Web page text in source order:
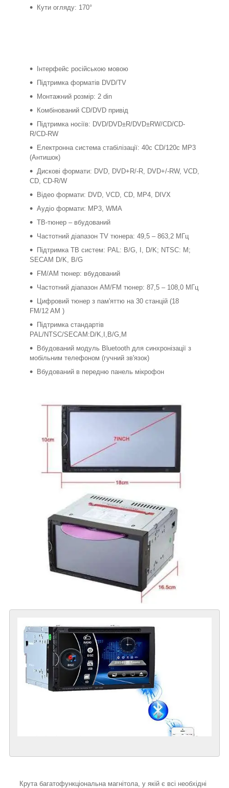
Крута багатофункціональна магнітола, у якій є всі необхідні
Кути огляду: 170°
Інтерфейс російською мовою
Підтримка форматів DVD/TV
Монтажний розмір: 2 din
Комбінований CD/DVD привід
Підтримка носіїв: DVD/DVD±R/DVD±RW/CD/CD-
R/CD-RW
Електронна система стабілізації: 40с CD/120c MP3
(Антишок)
Дискові формати: DVD, DVD+R/-R, DVD+/-RW, VCD,
CD, CD-R/W
Відео формати: DVD, VCD, CD, MP4, DIVX
Аудіо формати: MP3, WMA
ТВ-тюнер – вбудований
Частотний діапазон TV тюнера: 49,5 – 863,2 МГц
Підтримка ТВ систем: PAL: B/G, I, D/K; NTSC: M;
SECAM D/K, B/G
FM/AM тюнер: вбудований
Частотний діапазон AM/FM тюнер: 87,5 – 108,0 МГц
Цифровий тюнер з пам'яттю на 30 станцій (18
FM/12 AM )
Підтримка стандартів
PAL/NTSC/SECAM:D/K,I,B/G,M
Вбудований модуль Bluetooth для синхронізації з
мобільним телефоном (гучний зв'язок)
Вбудований в передню панель мікрофон